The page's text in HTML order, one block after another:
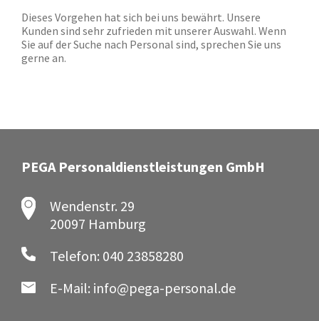
Dieses Vorgehen hat sich bei uns bewährt. Unsere
Kunden sind sehr zufrieden mit unserer Auswahl. Wenn
Sie auf der Suche nach Personal sind, sprechen Sie uns
gerne an.
PEGA Personaldienstleistungen GmbH
Wendenstr. 29
20097 Hamburg
Telefon: 040 23858280
E-Mail: info@pega-personal.de